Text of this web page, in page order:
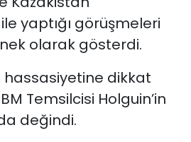
yaptığı görüşmeleri
olarak gösterdi.
hassasiyetine dikkat
Temsilcisi Holguin’in
değindi.